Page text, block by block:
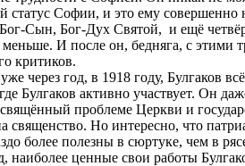
статус Софии, и это ему
Бог-Сын, Бог-Дух Святой, и ещё
И после он, бедняга, с
критиков.
год, в 1918 году, Булгаков
Булгаков активно участвует. Он
проблеме Церкви и
Но интересно, что
более полезны в сюртуке, чем в
наиболее ценные свои работы